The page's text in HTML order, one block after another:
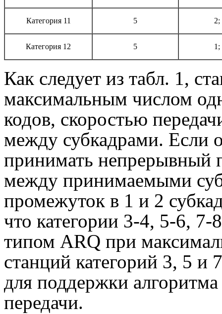
Категория 11 5 2;
Категория 12 5 1;
Как следует из табл. 1,
максимальным числом
кодов, скоростью
между субкадрами. Если
принимать непрерывный
между принимаемыми
промежуток в 1 и 2
что категории 3-4, 5-6,
типом ARQ при
станций категорий 3, 5 и
для поддержки
передачи.